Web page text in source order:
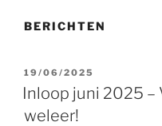
BERICHTEN
GEPLAATST
OP
19/06/2025
Inloop juni 2025 –
weleer!